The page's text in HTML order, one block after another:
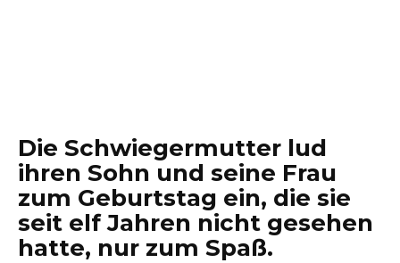
Die Schwiegermutter lud
ihren Sohn und seine Frau
zum Geburtstag ein, die sie
seit elf Jahren nicht gesehen
hatte, nur zum Spaß.